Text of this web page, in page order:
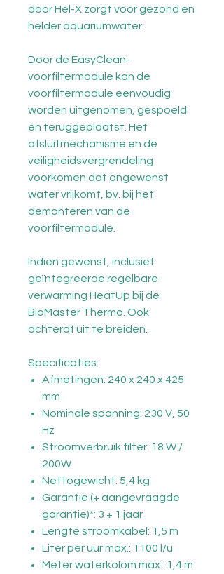
door Hel-X zorgt voor gezond en
helder aquariumwater.
Door de EasyClean-
voorfiltermodule kan de
voorfiltermodule eenvoudig
worden uitgenomen, gespoeld
en teruggeplaatst. Het
afsluitmechanisme en de
veiligheidsvergrendeling
voorkomen dat ongewenst
water vrijkomt, bv. bij het
demonteren van de
voorfiltermodule.
Indien gewenst, inclusief
geïntegreerde regelbare
verwarming HeatUp bij de
BioMaster Thermo. Ook
achteraf uit te breiden.
Specificaties:
Afmetingen: 240 x 240 x 425
mm
Nominale spanning: 230 V, 50
Hz
Stroomverbruik filter: 18 W /
200W
Nettogewicht: 5,4 kg
Garantie (+ aangevraagde
garantie)*: 3 + 1 jaar
Lengte stroomkabel: 1,5 m
Liter per uur max.: 1100 l/u
Meter waterkolom max.: 1,4 m